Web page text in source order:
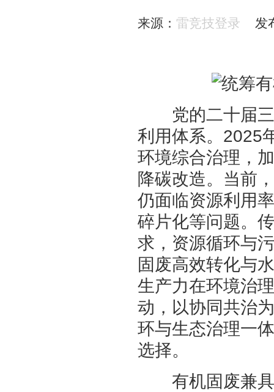
来源： 雷竞技登录 发
党的二十届三
利用体系。2025
环境综合治理，
降碳改造。当前
仍面临资源利用
碎片化等问题。
求，资源循环与
固废高效转化与
生产力在环境治
动，以协同共治
环与生态治理一
选择。
有机固废兼具